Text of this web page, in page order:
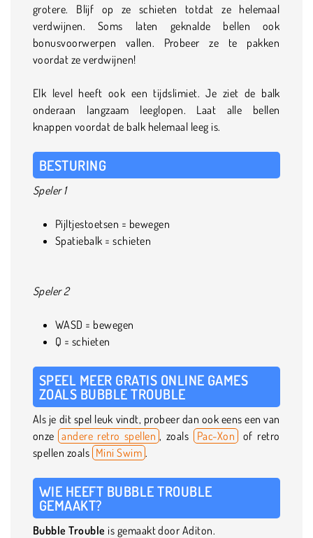
grotere. Blijf op ze schieten totdat ze helemaal
verdwijnen. Soms laten geknalde bellen ook
bonusvoorwerpen vallen. Probeer ze te pakken
voordat ze verdwijnen!
Elk level heeft ook een tijdslimiet. Je ziet de balk
onderaan langzaam leeglopen. Laat alle bellen
knappen voordat de balk helemaal leeg is.
BESTURING
Speler 1
Pijltjestoetsen = bewegen
Spatiebalk = schieten
Speler 2
WASD = bewegen
Q = schieten
SPEEL MEER GRATIS ONLINE GAMES
ZOALS BUBBLE TROUBLE
Als je dit spel leuk vindt, probeer dan ook eens een van
onze andere retro spellen , zoals Pac-Xon
of retro
spellen zoals Mini Swim .
WIE HEEFT BUBBLE TROUBLE
GEMAAKT?
Bubble Trouble is gemaakt door Aditon.